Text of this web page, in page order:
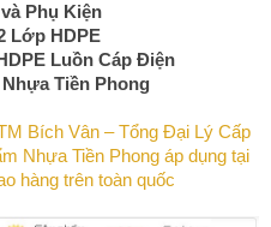
Phụ Kiện
Lớp HDPE
Luồn Cáp Điện
Tiền Phong
Bích Vân – Tổng Đại Lý Cấp
Nhựa Tiền Phong áp dụng tại
hàng trên toàn quốc